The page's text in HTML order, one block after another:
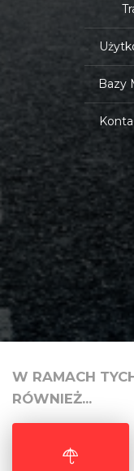
Bazy
W RAMACH
RÓWNIEŻ...